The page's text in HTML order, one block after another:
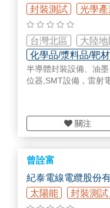
封裝測試
光學產
台灣北區
大陸地
化學品/漿料品/靶材
各式整機設備
半導體封裝設備、油
位器,SMT設備，雷射
關注
曾詮富
紀泰電線電纜股份
太陽能
封裝測試